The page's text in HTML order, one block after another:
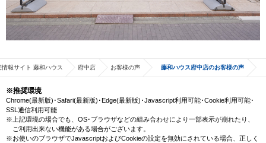
報サイト 藤和ハウス 府中店 お客様の声 藤和ハウス府中店のお客様の声
※推奨環境
Chrome(最新版)･Safari(最新版)･Edge(最新版)･Javascript利用可能･Cookie利用可能･
SSL通信利用可能
※上記環境の場合でも、OS･ブラウザなどの組み合わせにより一部表示が崩れたり、
ご利用出来ない機能がある場合がございます。
※お使いのブラウザでJavascriptおよびCookieの設定を無効にされている場合、正しく